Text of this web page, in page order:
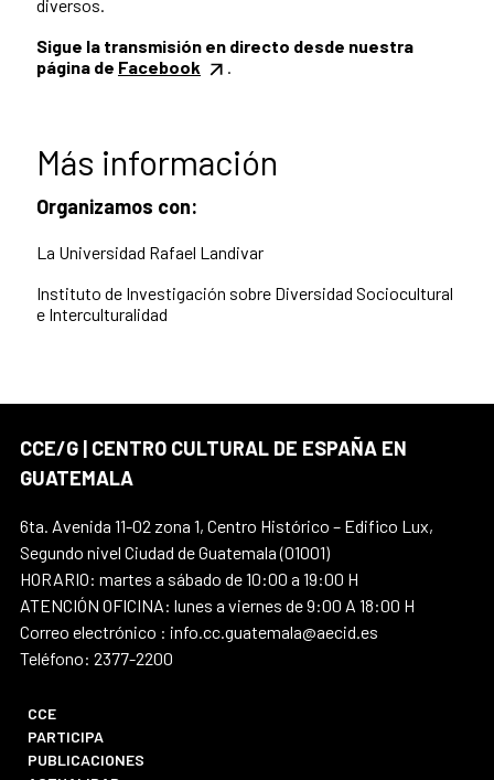
diversos.
Sigue la transmisión en directo desde nuestra
página de Facebook .
Más información
Organizamos con:
La Universidad Rafael Landivar
Instituto de Investigación sobre Diversidad Sociocultural
e Interculturalidad
CCE/G | CENTRO CULTURAL DE ESPAÑA EN
GUATEMALA
6ta. Avenida 11-02 zona 1, Centro Histórico – Edifico Lux,
Segundo nivel Ciudad de Guatemala (01001)
HORARIO: martes a sábado de 10:00 a 19:00 H
ATENCIÓN OFICINA: lunes a viernes de 9:00 A 18:00 H
Correo electrónico : info.cc.guatemala@aecid.es
Teléfono: 2377-2200
CCE
PARTICIPA
PUBLICACIONES